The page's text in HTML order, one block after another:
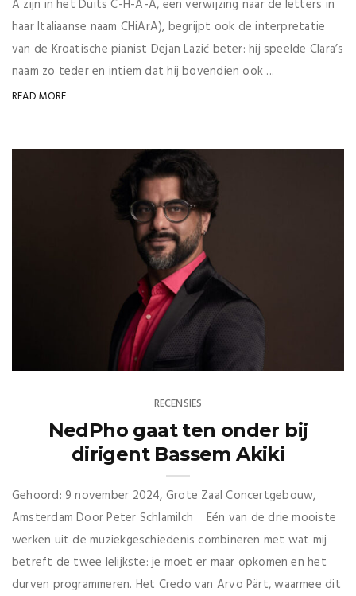
A zijn in het Duits C-H-A-A, een verwijzing naar de letters in
haar Italiaanse naam CHiArA), begrijpt ook de interpretatie
van de Kroatische pianist Dejan Lazić beter: hij speelde Clara’s
naam zo teder en intiem dat hij bovendien ook ...
READ MORE
RECENSIES
NedPho gaat ten onder bij
dirigent Bassem Akiki
Gehoord: 9 november 2024, Grote Zaal Concertgebouw,
Amsterdam Door Peter Schlamilch Eén van de drie mooiste
werken uit de muziekgeschiedenis combineren met wat mij
betreft de twee lelijkste: je moet er maar opkomen en het
durven programmeren. Het Credo van Arvo Pärt, waarmee dit